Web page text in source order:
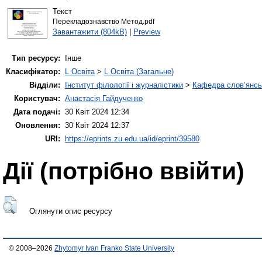
Текст
Перекладознавство Метод.pdf
Завантажити (804kB)| Preview
Тип ресурсу:
Інше
Класифікатор:
L Освіта> L Освіта (Загальне)
Відділи:
Інститут філології і журналістики > Кафедра
Користувач: Анастасія Гайдученко
Дата подачі: 30 Квіт 2024 12:34
Оновлення: 30 Квіт 2024 12:37
URI:
https://eprints.zu.edu.ua/id/eprint/39580
Дії ​​(потрібно ввійти)
Оглянути опис ресурсу
© 2008–2026 Zhytomyr Ivan Franko State University